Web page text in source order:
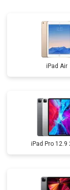
iPad Air
iPad Pro 12.9